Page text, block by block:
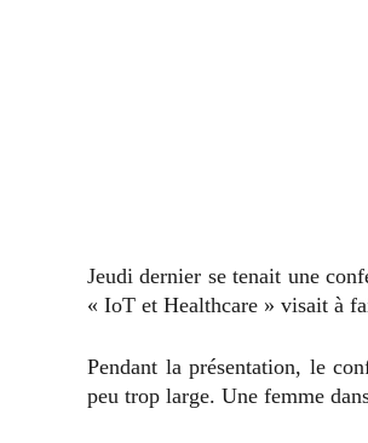
Jeudi dernier se tenait une
« IoT et Healthcare » visait à
Pendant la présentation, le
peu trop large. Une femme